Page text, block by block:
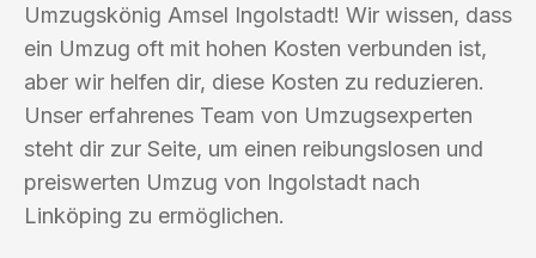
Umzugskönig Amsel Ingolstadt! Wir wissen, dass
ein Umzug oft mit hohen Kosten verbunden ist,
aber wir helfen dir, diese Kosten zu reduzieren.
Unser erfahrenes Team von Umzugsexperten
steht dir zur Seite, um einen reibungslosen und
preiswerten Umzug von Ingolstadt nach
Linköping zu ermöglichen.